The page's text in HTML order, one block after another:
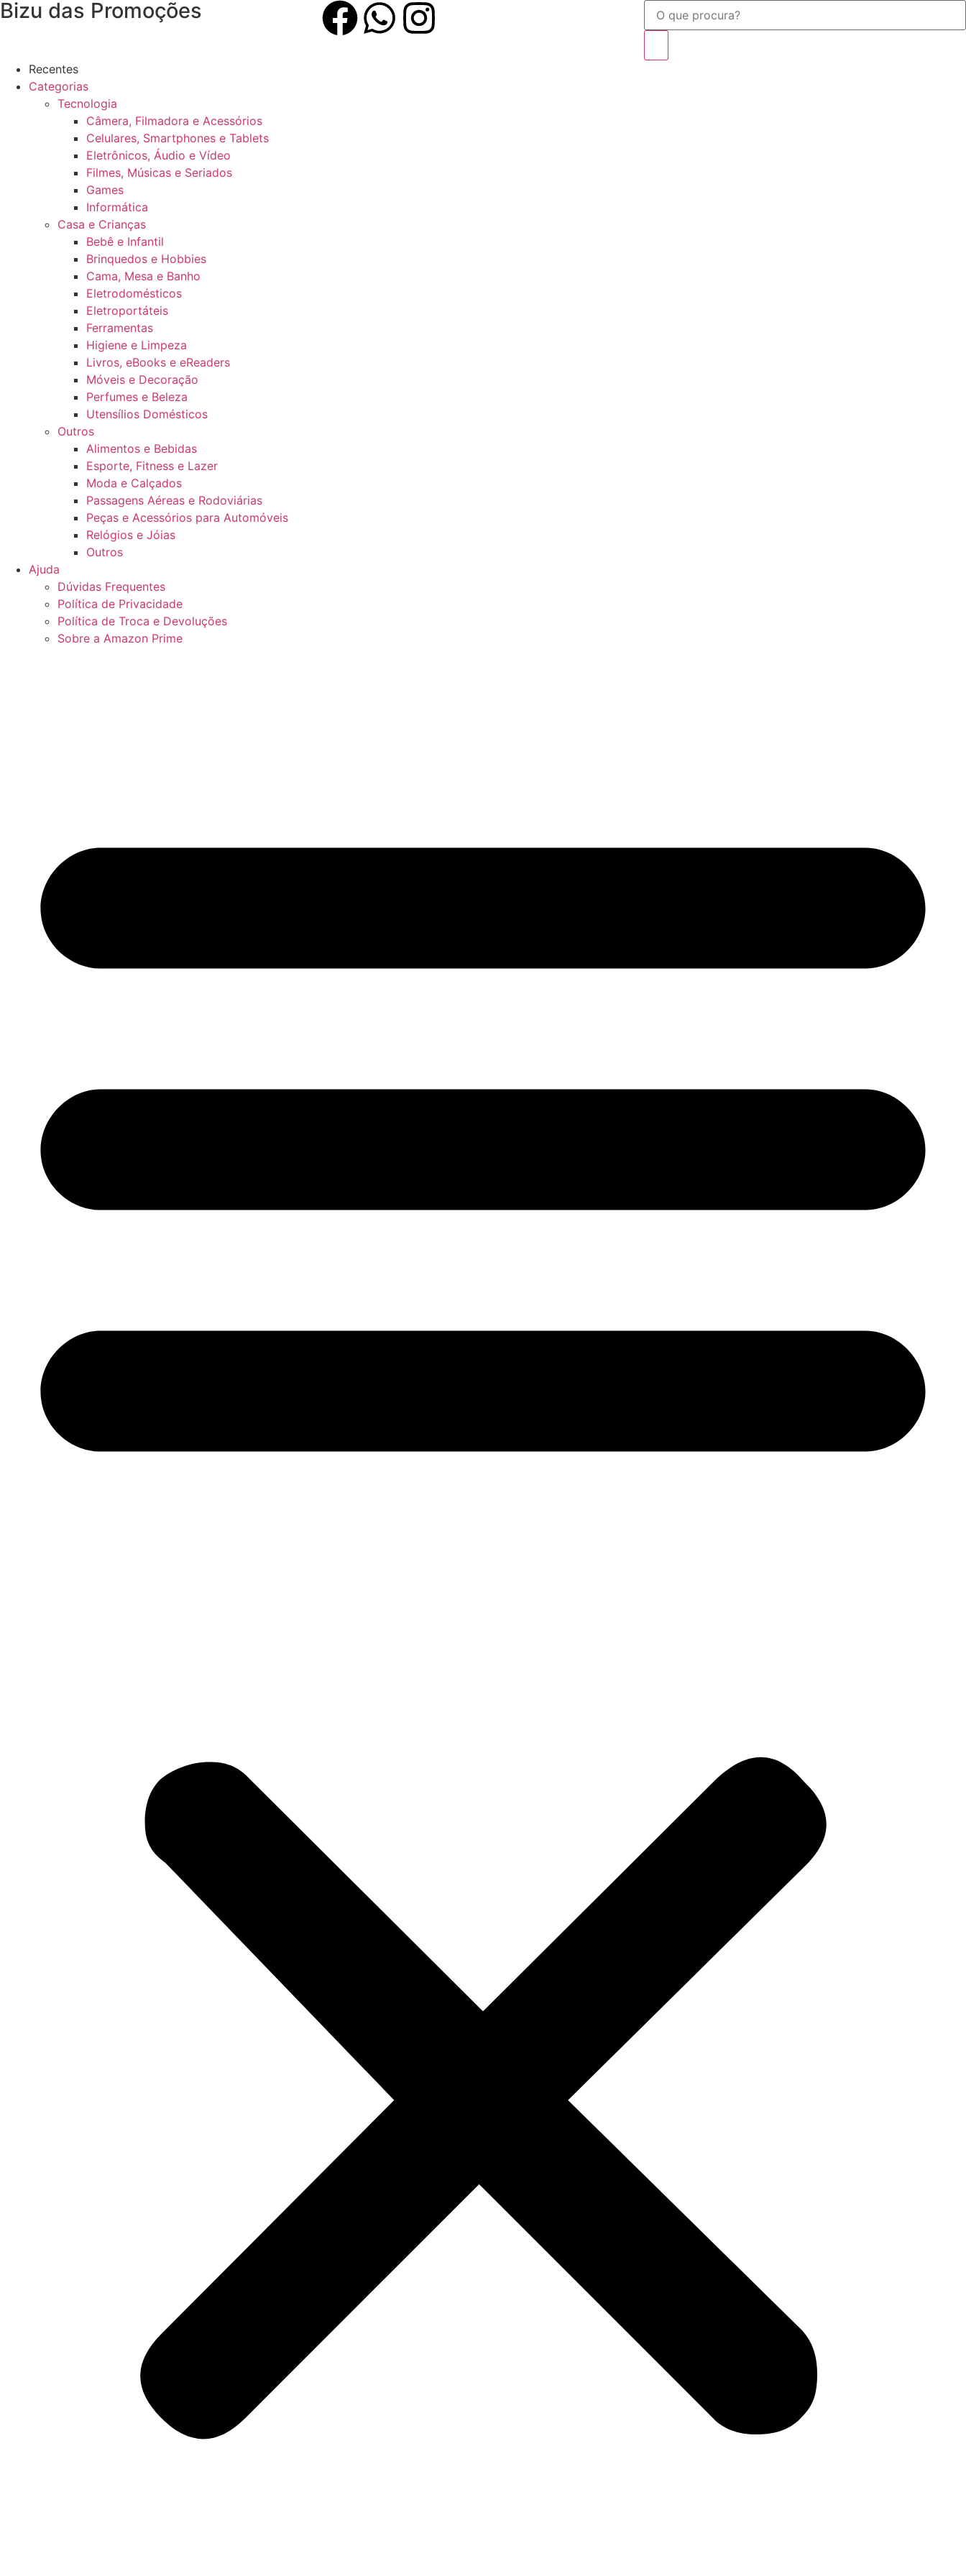
Bizu das Promoções
Recentes
Categorias
Tecnologia
Câmera, Filmadora e Acessórios
Celulares, Smartphones e Tablets
Eletrônicos, Áudio e Vídeo
Filmes, Músicas e Seriados
Games
Informática
Casa e Crianças
Bebê e Infantil
Brinquedos e Hobbies
Cama, Mesa e Banho
Eletrodomésticos
Eletroportáteis
Ferramentas
Higiene e Limpeza
Livros, eBooks e eReaders
Móveis e Decoração
Perfumes e Beleza
Utensílios Domésticos
Outros
Alimentos e Bebidas
Esporte, Fitness e Lazer
Moda e Calçados
Passagens Aéreas e Rodoviárias
Peças e Acessórios para Automóveis
Relógios e Jóias
Outros
Ajuda
Dúvidas Frequentes
Política de Privacidade
Política de Troca e Devoluções
Sobre a Amazon Prime